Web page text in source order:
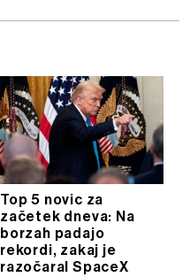
Top 5 novic za
začetek dneva: Na
borzah padajo
rekordi, zakaj je
razočaral SpaceX